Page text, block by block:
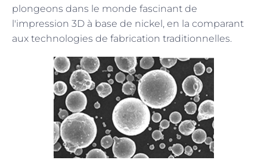
plongeons dans le monde fascinant de
l'impression 3D à base de nickel, en la comparant
aux technologies de fabrication traditionnelles.